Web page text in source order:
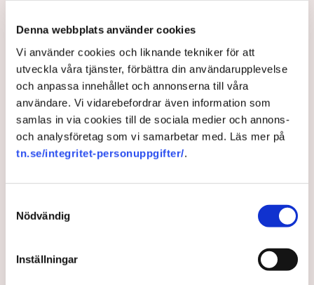
Denna webbplats använder cookies
Vi använder cookies och liknande tekniker för att
utveckla våra tjänster, förbättra din användarupplevelse
och anpassa innehållet och annonserna till våra
användare. Vi vidarebefordrar även information som
samlas in via cookies till de sociala medier och annons-
och analysföretag som vi samarbetar med. Läs mer på
tn.se/integritet-personuppgifter/.
Nödvändig
Inställningar
– Det finns i dagsläget ett 40-tal misstänkta personer,
avvisanden, avlägsnanden och gripanden, säger Anna-
Lena Mann.
Med stöd av polislagen 13 paragraf kan polisen
beordra bort eller fysiskt flytta personer som stör
allmän ordning, och i vissa fall transportera aktivister
flera mil bort från platsen.
– Bara idag (tisdag, 5 augusti reds. anm.) har det skett
personerna vägrar att följa order och det olaga intrånget
fortsätter, kan de gripas misstänkta för brott, säger hon.
Samtidigt menar Anna-Lena Mann att polisens uppgift
navigera i den juridiska och moraliska komplexiteten i